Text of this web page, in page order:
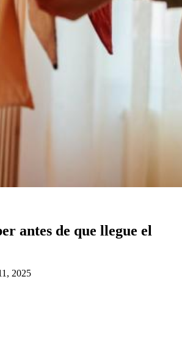
antes de que llegue el
2025